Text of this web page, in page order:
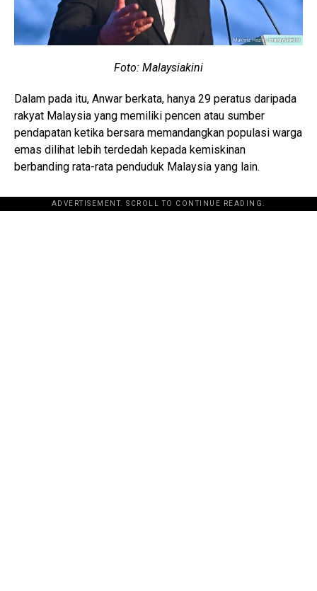
Foto: Malaysiakini
Dalam pada itu, Anwar berkata, hanya 29 peratus daripada
rakyat Malaysia yang memiliki pencen atau sumber
pendapatan ketika bersara memandangkan populasi warga
emas dilihat lebih terdedah kepada kemiskinan
berbanding rata-rata penduduk Malaysia yang lain.
ADVERTISEMENT. SCROLL TO CONTINUE READING.